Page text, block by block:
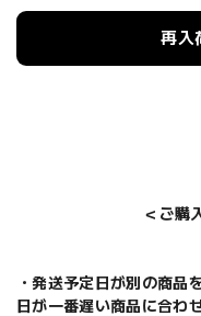
再入
＜ご購
・発送予定日が別の商品
日が一番遅い商品に合わ